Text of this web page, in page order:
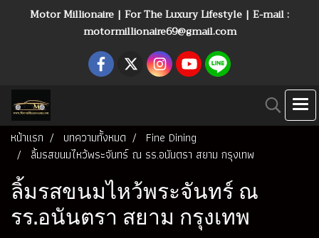
Motor Millionaire | For The Luxury Lifestyle | E-mail :
motormillionaire69@gmail.com
หน้าแรก บทความทั้งหมด
Fine Dining
ลิ้มรสขนมไหว้พระจันทร์ ณ รร.อนันตรา สยาม กรุงเทพ
ลิ้มรสขนมไหว้พระจันทร์ ณ
รร.อนันตรา สยาม กรุงเทพ